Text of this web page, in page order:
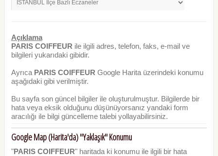
Açıklama
PARIS COIFFEURile ilgili adres, telefon, faks, e-mail ve
bilgileri yukarıdaki gibidir.
Ayrıca PARIS COIFFEURGoogle Harita üzerindeki konumu
aşağıdaki gibi verilmiştir.
Bu sayfa son güncel bilgiler ile oluşturulmuştur. Bilgilerde bir
hata veya eksik olduğunu düşünüyorsanız yandaki form
aracılığı ile bilgi güncelleme talebi yollayabilirsiniz.
Google Map (Harita'da) "Yaklaşık" Konumu
"PARIS COIFFEUR" haritada ki konumu ile ilgili bir hata